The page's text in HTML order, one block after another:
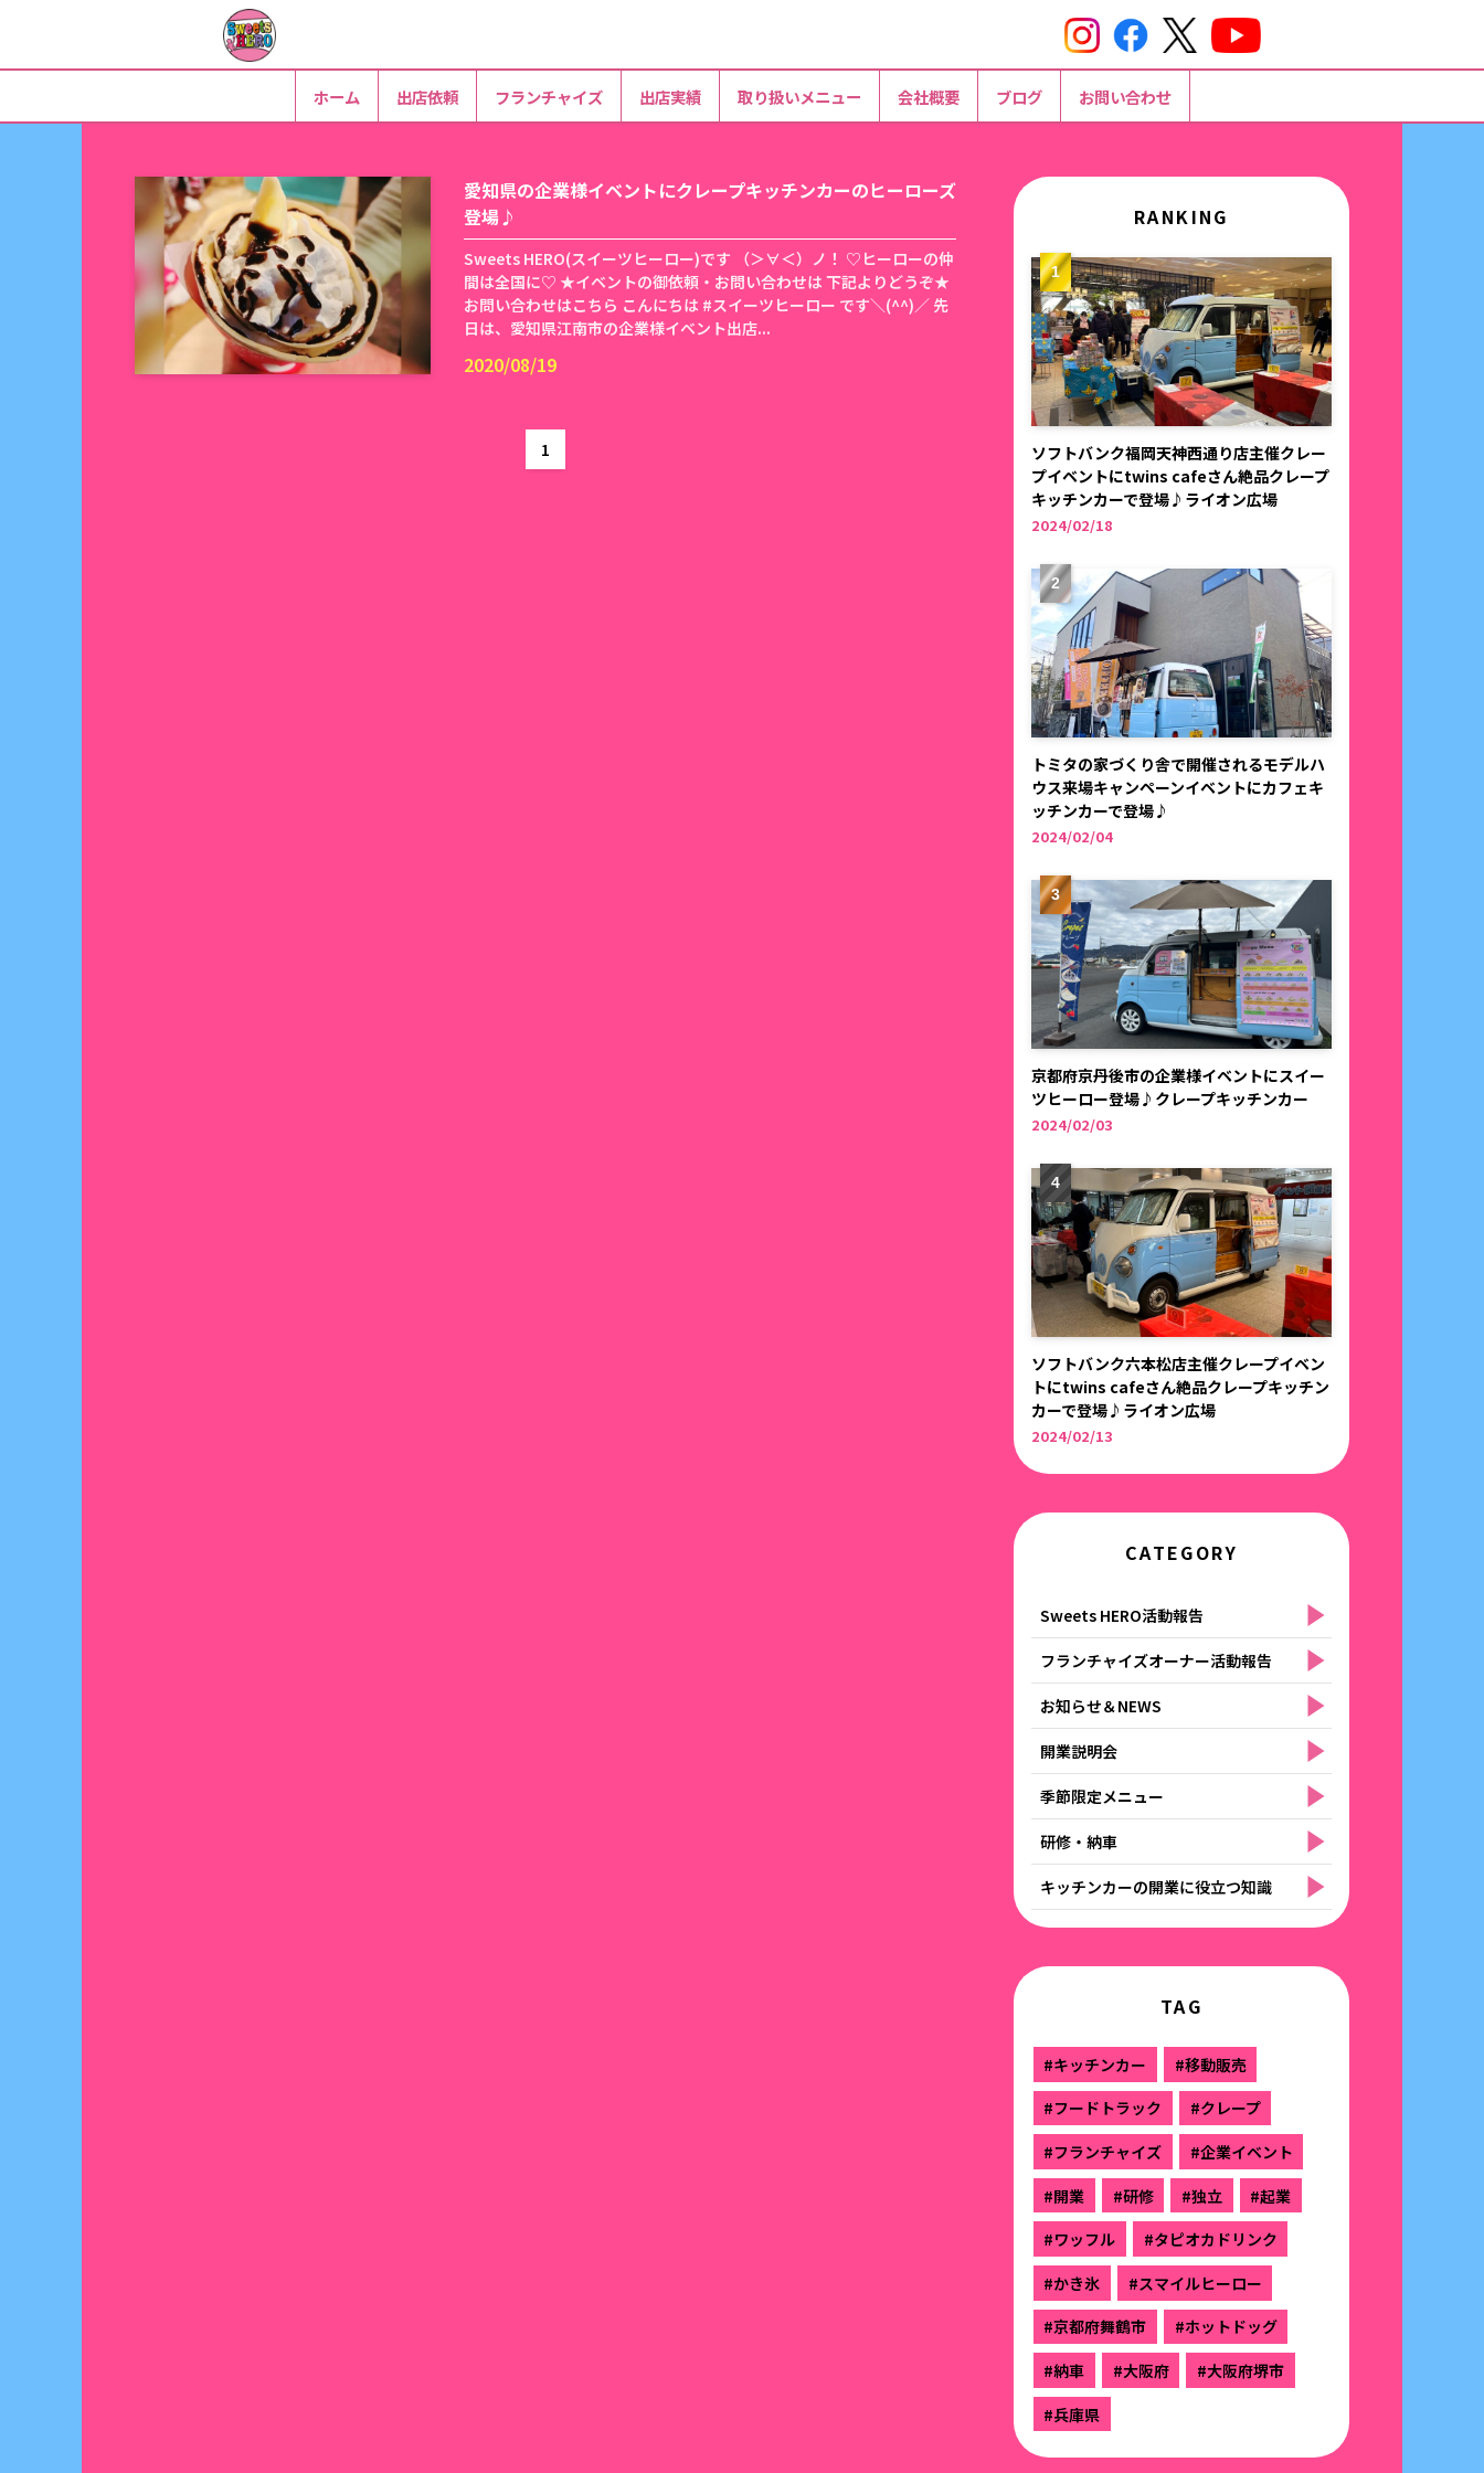
愛知県の企業様イベントにクレープキッチンカーのヒーローズ
登場♪
Sweets HERO(スイーツヒーロー)です （＞∀＜）ノ！ ♡ヒーローの仲
間は全国に♡ ★イベントの御依頼・お問い合わせは 下記よりどうぞ★
お問い合わせはこちら こんにちは #スイーツヒーロー です＼(^^)／ 先
日は、愛知県江南市の企業様イベント出店...
2020/08/19
1
RANKING
ソフトバンク福岡天神西通り店主催クレー
プイベントにtwins cafeさん絶品クレープ
キッチンカーで登場♪ライオン広場
2024/02/18
トミタの家づくり舎で開催されるモデルハ
ウス来場キャンペーンイベントにカフェキ
ッチンカーで登場♪
2024/02/04
京都府京丹後市の企業様イベントにスイー
ツヒーロー登場♪クレープキッチンカー
2024/02/03
ソフトバンク六本松店主催クレープイベン
トにtwins cafeさん絶品クレープキッチン
カーで登場♪ライオン広場
2024/02/13
CATEGORY
Sweets HERO活動報告
フランチャイズオーナー活動報告
お知らせ＆NEWS
開業説明会
季節限定メニュー
研修・納車
キッチンカーの開業に役立つ知識
TAG
#キッチンカー
#移動販売
#フードトラック
#クレープ
#フランチャイズ
#企業イベント
#開業
#研修 #独立
#起業
#ワッフル
#タピオカドリンク
#かき氷
#スマイルヒーロー
#京都府舞鶴市
#ホットドッグ
#納車
#大阪府
#大阪府堺市
#兵庫県
ホーム 出店依頼 フランチャイズ 出店実績 取り扱いメニュー 会社概要 ブログ お問い合わせ